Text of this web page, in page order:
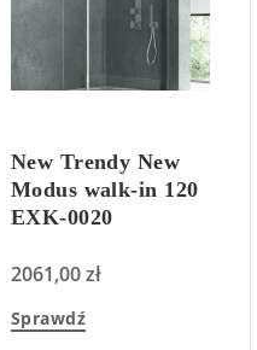
New Trendy New
Modus walk-in 120
EXK-0020
2061,00zł
Sprawdź